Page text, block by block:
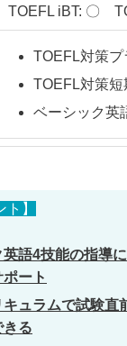
TOEFL iBT: 〇
TOEFL対策
TOEFL対策
ベーシック英
アクセス：新宿
対応可
】
語4技能の指導
ート
ュラムで試験直
きる